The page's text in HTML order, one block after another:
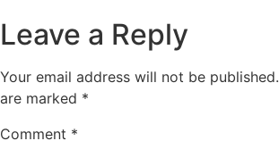
Leave a Reply
Your email address will not be published.
are marked *
Comment *